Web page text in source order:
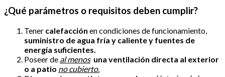
¿Qué parámetros o requisitos deben cumplir?
Tener calefacción en condiciones de funcionamiento,
suministro de agua fría y caliente y fuentes de
energía suficientes.
Poseer de al menos una ventilación directa al exterior
o a patio no cubierto.